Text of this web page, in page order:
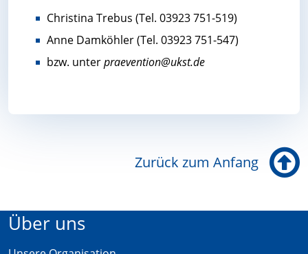
Christina Trebus (Tel. 03923 751-519)
Anne Damköhler (Tel. 03923 751-547)
bzw. unterpraevention@ukst.de
Zurück zum Anfang
Über uns